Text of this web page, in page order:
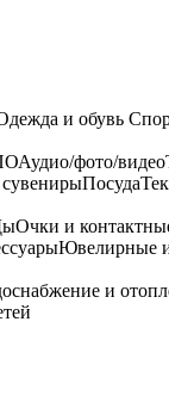
и обувь
Аудио/фото/видео
Посуда
Очки и
Ювелирные
и